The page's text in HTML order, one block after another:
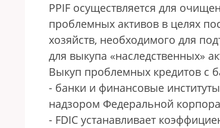
PPIF осуществляется для
проблемных активов в целях
хозяйств, необходимого для
для выкупа «наследственных»
Выкуп проблемных кредитов с
- банки и финансовые
надзором Федеральной
- FDIC устанавливает